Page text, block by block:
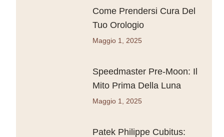
Come Prendersi Cura Del
Tuo Orologio
Maggio 1, 2025
Speedmaster Pre-Moon: Il
Mito Prima Della Luna
Maggio 1, 2025
Patek Philippe Cubitus: